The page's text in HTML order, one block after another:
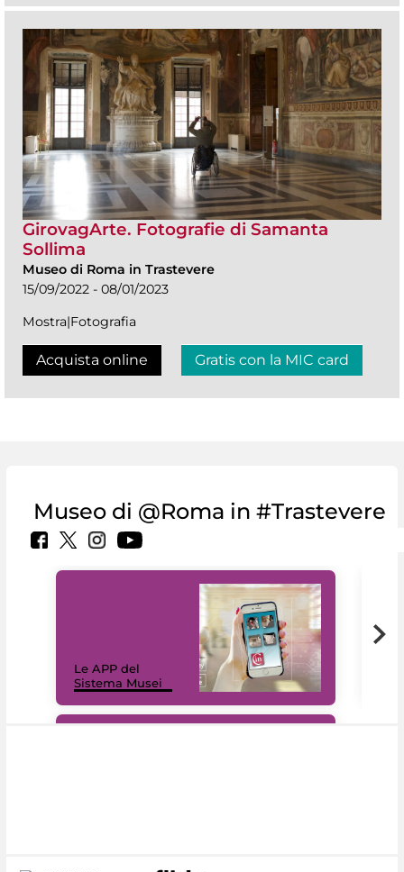
GirovagArte. Fotografie di Samanta
Sollima
Museo di Roma in Trastevere
15/09/2022 - 08/01/2023
Mostra|Fotografia
Acquista online Gratis con la MIC card
Museo di @Roma in #Trastevere
Le APP del
Sistema Musei